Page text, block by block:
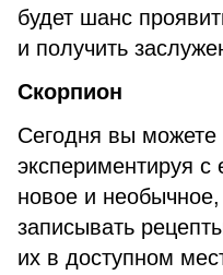
будет шанс
и получить
Скорпион
Сегодня вы можете
экспериментируя с
новое и
записывать
их в доступном